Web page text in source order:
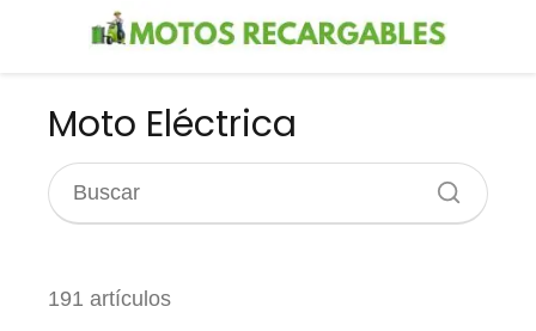
Moto Eléctrica
191 artículos